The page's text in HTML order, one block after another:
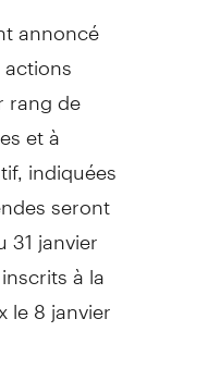
annoncé
rang de
et à
indiquées
seront
janvier
à la
le 8 janvier